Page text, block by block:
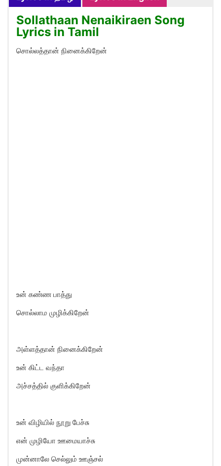
Sollathaan Nenaikiraen Song
Lyrics in Tamil
சொல்லத்தான் நினைக்கிறேன்
உன் கண்ண பாத்து
சொல்லாம முழிக்கிறேன்
அள்ளத்தான் நினைக்கிறேன்
உன் கிட்ட வந்தா
அச்சத்தில் குளிக்கிறேன்
உன் விழியில் நூறு பேச்சு
என் முழியோ ஊமையாச்சு
முன்னாலே செல்லும் ஊஞ்சல்